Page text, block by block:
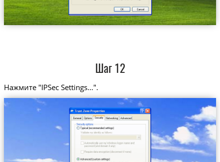
Шаг 12
Нажмите "IPSec Settings...".